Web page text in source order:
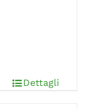
Dettagli